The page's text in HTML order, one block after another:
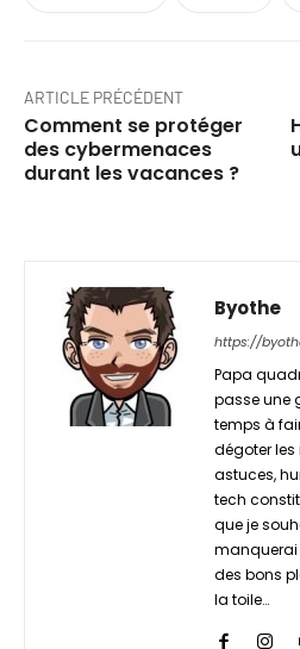
ARTICLE PRÉCÉDENT
Comment se protéger
des cybermenaces
durant les vacances ?
Byothe
https://
Papa
passe une
temps à
dégoter les
astuces,
tech
que je
manquerai
des bons
la toile…